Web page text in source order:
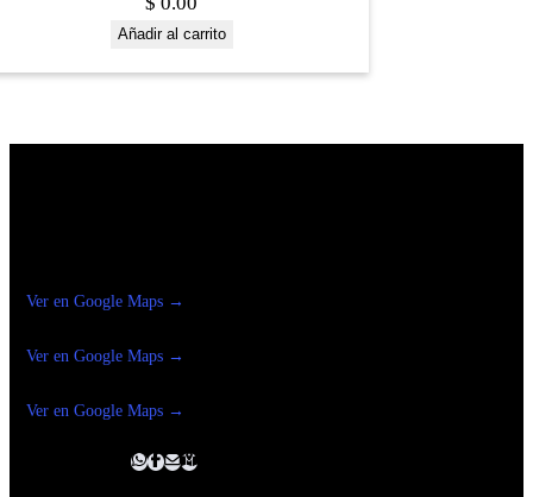
Añadir al carrito
Ver en Google Maps →
Ver en Google Maps →
Ver en Google Maps →